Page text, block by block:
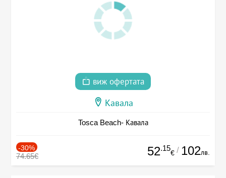
виж офертата
Кавала
Tosca Beach- Кавала
-30%
74.65€ 52.15
€ / 102лв.